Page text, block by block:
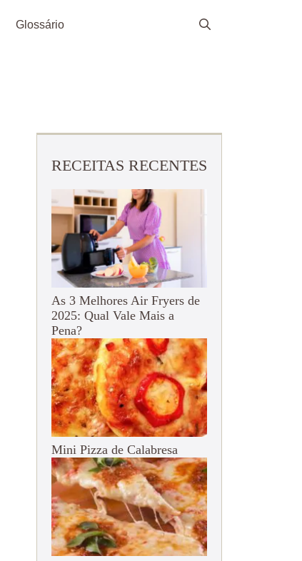
Glossário
RECEITAS RECENTES
As 3 Melhores Air Fryers de
2025: Qual Vale Mais a
Pena?
Mini Pizza de Calabresa